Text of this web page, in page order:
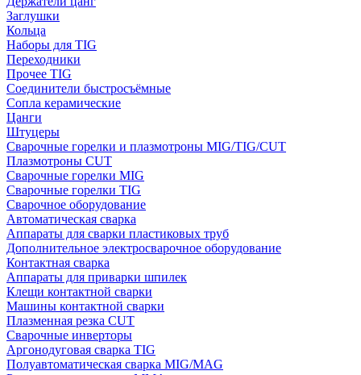
Заглушки
Кольца
Наборы для TIG
Переходники
Прочее TIG
Соединители быстросъёмные
Сопла керамические
Цанги
Штуцеры
Сварочные горелки и плазмотроны MIG/TIG/CUT
Плазмотроны CUT
Сварочные горелки MIG
Сварочные горелки TIG
Сварочное оборудование
Автоматическая сварка
Аппараты для сварки пластиковых труб
Дополнительное электросварочное оборудование
Контактная сварка
Аппараты для приварки шпилек
Клещи контактной сварки
Машины контактной сварки
Плазменная резка CUT
Сварочные инверторы
Аргонодуговая сварка TIG
Полуавтоматическая сварка MIG/MAG